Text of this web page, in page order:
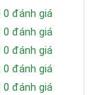
| 0 đánh giá
| 0 đánh giá
| 0 đánh giá
| 0 đánh giá
| 0 đánh giá